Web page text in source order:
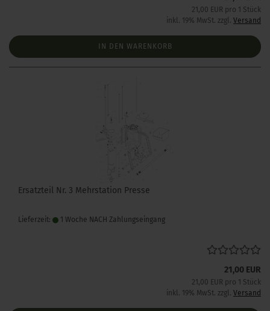
21,00 EUR pro 1 Stück
inkl. 19% MwSt. zzgl. Versand
IN DEN WARENKORB
Ersatzteil Nr. 3 Mehrstation Presse
Lieferzeit: 1 Woche NACH Zahlungseingang
21,00 EUR
21,00 EUR pro 1 Stück
inkl. 19% MwSt. zzgl. Versand